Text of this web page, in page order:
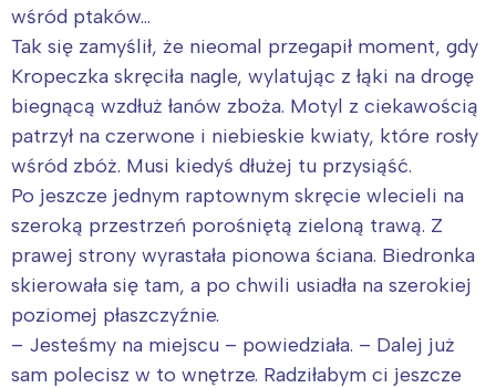
wśród ptaków…
Tak się zamyślił, że nieomal przegapił moment, gdy
Kropeczka skręciła nagle, wylatując z łąki na drogę
biegnącą wzdłuż łanów zboża. Motyl z ciekawością
patrzył na czerwone i niebieskie kwiaty, które rosły
wśród zbóż. Musi kiedyś dłużej tu przysiąść.
Po jeszcze jednym raptownym skręcie wlecieli na
szeroką przestrzeń porośniętą zieloną trawą. Z
prawej strony wyrastała pionowa ściana. Biedronka
skierowała się tam, a po chwili usiadła na szerokiej
poziomej płaszczyźnie.
– Jesteśmy na miejscu – powiedziała. – Dalej już
sam polecisz w to wnętrze. Radziłabym ci jeszcze